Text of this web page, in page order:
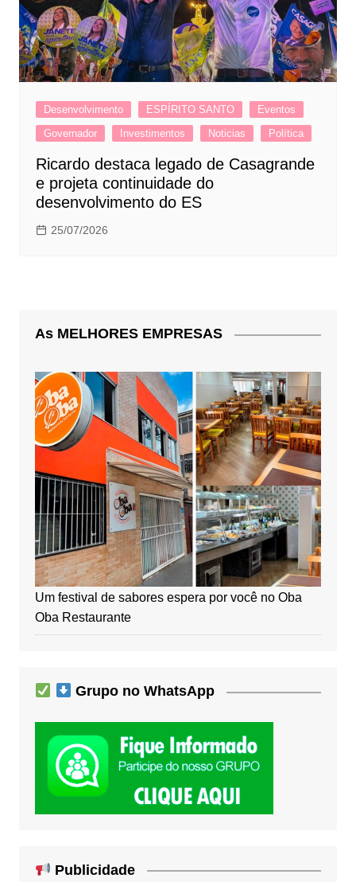
Desenvolvimento ESPÍRITO SANTO
Eventos
Governador
Investimentos Noticias Política
Ricardo destaca legado de Casagrande
e projeta continuidade do
desenvolvimento do ES
25/07/2026
As MELHORES EMPRESAS
Um festival de sabores espera por você no Oba
Oba Restaurante
Grupo no WhatsApp
Publicidade